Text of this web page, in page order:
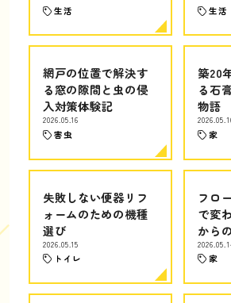
生活 生活
網戸の位置で解決す
る窓の隙間と虫の侵
入対策体験記
2026.05.16
害虫
築20
る石
物語
家
失敗しない便器リフ
ォームのための機種
選び
2026.05.15
トイレ
フロ
で変
から
家